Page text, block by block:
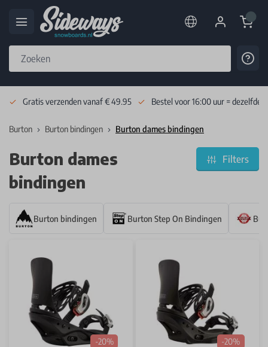
Cart
Gratis verzenden vanaf € 49.95 Bestel voor 16:00 uur = dezelfde
Burton Burton bindingen Burton dames bindingen
Burton dames
bindingen
Filters
Burton bindingen Burton Step On Bindingen
-20% -20%